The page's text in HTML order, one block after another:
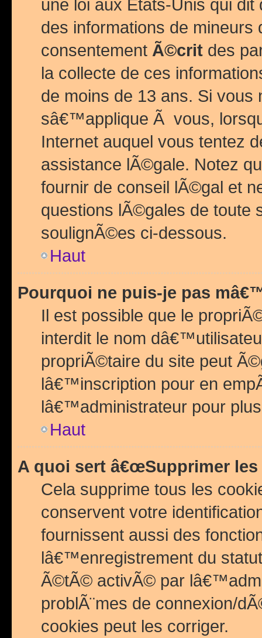
une loi aux Etats-Unis qui
des informations de mineurs
consentement Ã©crit des
la collecte de ces
de moins de 13 ans. Si
sâ€™applique Ã vous,
Internet auquel vous tentez
assistance lÃ©gale. Notez
fournir de conseil lÃ©gal et
questions lÃ©gales de
soulignÃ©es ci-dessous.
Haut
Pourquoi ne puis-je pas
Il est possible que le
interdit le nom
propriÃ©taire du site peut
lâ€™inscription pour en
lâ€™administrateur pour
Haut
A quoi sert â€œSupprimer les
Cela supprime tous les
conservent votre
fournissent aussi des
lâ€™enregistrement du
Ã©tÃ© activÃ© par
problÃ¨mes de connexion/
cookies peut les corriger.